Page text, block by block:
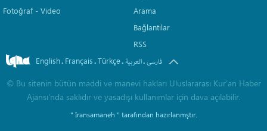
Fotoğraf - Video
Arama
Bağlantılar
RSS
English. Français.Türkçe. العربیة.فارسی
© Bu sitenin bütün maddi ve manevi hakları Uluslararası Kur’an Haber
Ajansı’nda saklıdır ve yasadışı kullanımlar için dava açılabilir.
" Iransamaneh " tarafından hazırlanmştır.